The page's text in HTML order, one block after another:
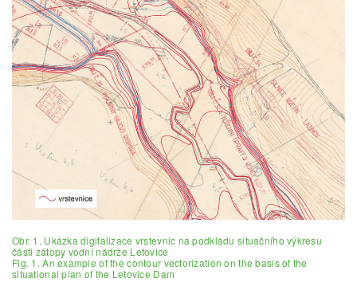
Obr. 1. Ukázka digitalizace vrstevnic na podkladu situačního výkresu
části zátopy vodní nádrže Letovice
Fig. 1. An example of the contour vectorization on the basis of the
situational plan of the Letovice Dam